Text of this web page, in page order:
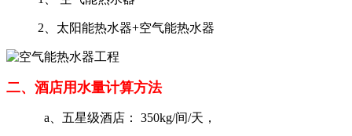
2、太阳能热水器+空气能热水器
二、酒店用水量计算方法
a、五星级酒店： 350kg/间/天，